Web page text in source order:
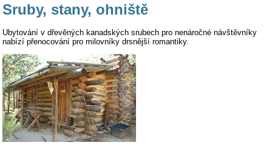
Sruby, stany, ohniště
Ubytování v dřevěných kanadských srubech pro nenáročné návštěvníky
nabízí přenocování pro milovníky drsnější romantiky.